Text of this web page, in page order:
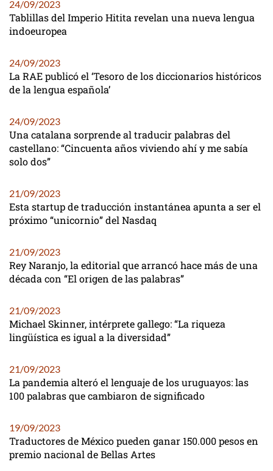
24/09/2023
Tablillas del Imperio Hitita revelan una nueva lengua
indoeuropea
24/09/2023
La RAE publicó el ‘Tesoro de los diccionarios históricos
de la lengua española’
24/09/2023
Una catalana sorprende al traducir palabras del
castellano: “Cincuenta años viviendo ahí y me sabía
solo dos”
21/09/2023
Esta startup de traducción instantánea apunta a ser el
próximo “unicornio” del Nasdaq
21/09/2023
Rey Naranjo, la editorial que arrancó hace más de una
década con “El origen de las palabras”
21/09/2023
Michael Skinner, intérprete gallego: “La riqueza
lingüística es igual a la diversidad”
21/09/2023
La pandemia alteró el lenguaje de los uruguayos: las
100 palabras que cambiaron de significado
19/09/2023
Traductores de México pueden ganar 150.000 pesos en
premio nacional de Bellas Artes